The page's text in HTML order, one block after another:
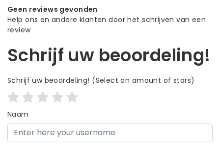
Geen reviews gevonden
Help ons en andere klanten door het schrijven van een
review
Schrijf uw beoordeling!
Schrijf uw beoordeling! (Select an amount of stars)
Naam